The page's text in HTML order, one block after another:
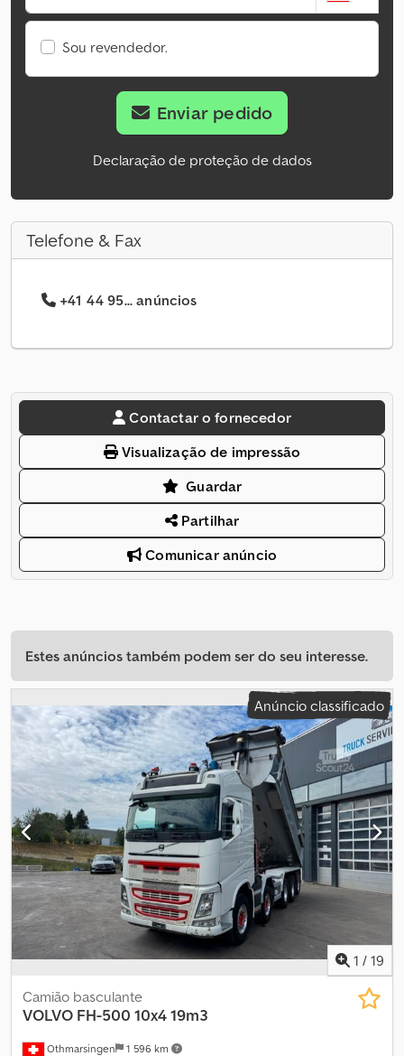
Sou revendedor.
Enviar pedido
Declaração de proteção de dados
Telefone & Fax
+41 44 95... anúncios
Contactar o fornecedor
Visualização de impressão
Guardar
Partilhar
Comunicar anúncio
Estes anúncios também podem ser do seu interesse.
Anúncio classificado
1 / 19
Othmarsingen 1 596 km
Camião basculante
VOLVO FH-500 10x4 19m3